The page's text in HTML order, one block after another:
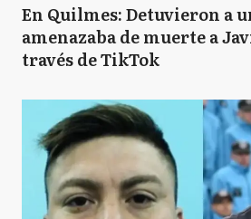
En Quilmes: Detuvieron a
amenazaba de muerte a
través de TikTok